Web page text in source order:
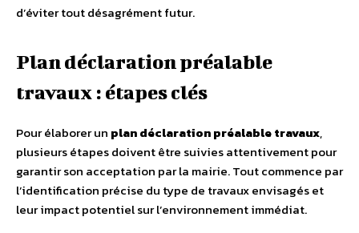
d’éviter tout désagrément futur.
Plan déclaration préalable
travaux : étapes clés
Pour élaborer un plan déclaration préalable travaux,
plusieurs étapes doivent être suivies attentivement pour
garantir son acceptation par la mairie. Tout commence par
l’identification précise du type de travaux envisagés et
leur impact potentiel sur l’environnement immédiat.